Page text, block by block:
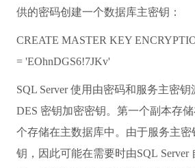
供的密码创建一个数据库主密钥：
CREATE MASTER KEY
= 'EOhnDGS6!7JKv'
SQL Server 使用由密码和服务主密
DES 密钥加密密钥。第一个副本存
个存储在主数据库中。由于服务主
钥，因此可能在需要时由SQL Server